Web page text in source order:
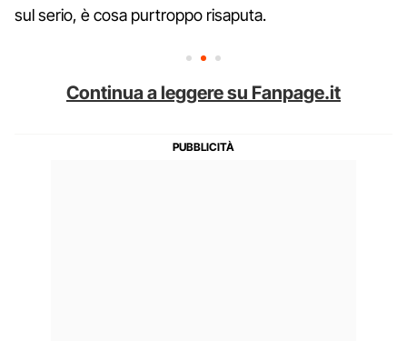
sul serio, è cosa purtroppo risaputa.
Continua a leggere su Fanpage.it